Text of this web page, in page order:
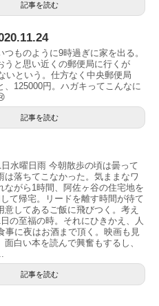
記事を読む
ものように9時過ぎに家を出る。
うと思い近くの郵便局に行くが
いという。仕方なく中央郵便局
、125000円。ハガキってこんなに
記事を読む
水曜日雨 今朝散歩の頃は曇って
は落ちてこなかった。気ままなワ
ながら1時間、阿佐ヶ谷の住宅地を
て帰宅。リードを離す時間が待て
意してあるご飯に飛びつく。考え
の至福の時。それにひきかえ、人
事に夜はお酒まで頂く。映画も見
白い本を読んで興奮もするし、
記事を読む